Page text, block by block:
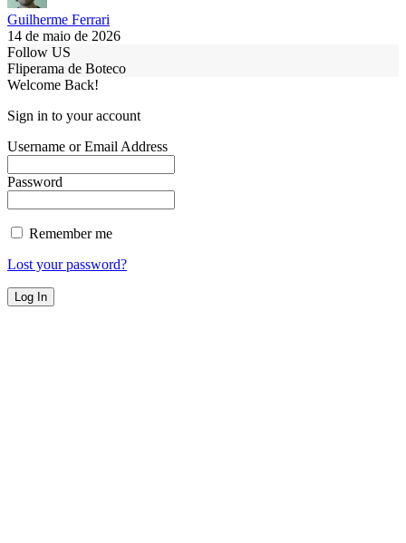
Guilherme Ferrari
14 de maio de 2026
Follow US
Fliperama de Boteco
Welcome Back!
Sign in to your account
Username or Email Address
Password
Remember me
Lost your password?